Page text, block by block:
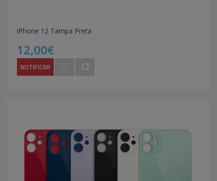
iPhone 12 Tampa Preta
12,00€
NOTIFICAR